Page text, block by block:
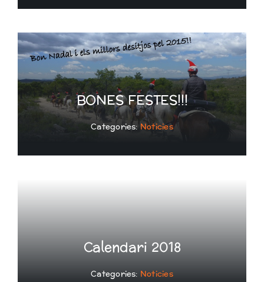
BONES FESTES!!!
Categories:Noticies
Calendari 2018
Categories: Noticies